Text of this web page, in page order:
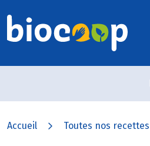
Accueil Toutes nos recettes